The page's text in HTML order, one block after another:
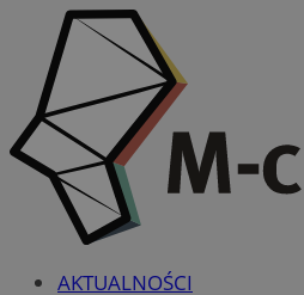
AKTUALNOŚCI